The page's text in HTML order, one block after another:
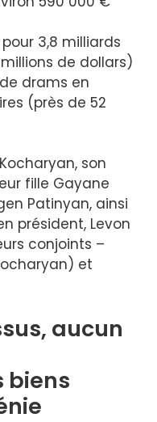
3,8 milliards
de dollars)
drams en
(près de 52
son
fille Gayane
Patinyan, ainsi
président, Levon
conjoints –
et
aucun
biens